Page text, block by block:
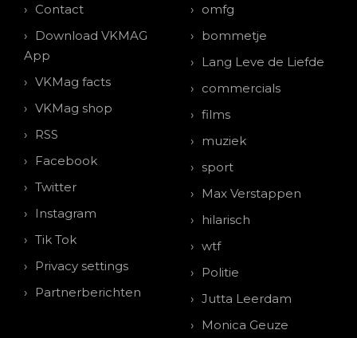
Contact
Download VKMAG
App
VKMag facts
VKMag shop
RSS
Facebook
Twitter
Instagram
Tik Tok
Privacy settings
Partnerberichten
omfg
bommetje
Lang Leve de Liefde
commercials
films
muziek
sport
Max Verstappen
hilarisch
wtf
Politie
Jutta Leerdam
Monica Geuze